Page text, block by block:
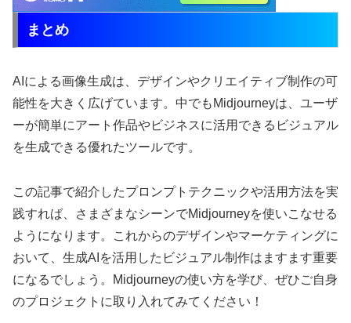
まとめ
AIによる画像生成は、デザインやクリエイティブ制作の可
能性を大きく広げています。中でもMidjourneyは、ユーザ
ーが簡単にアート作品やビジネスに活用できるビジュアル
を生成できる優れたツールです。
この記事で紹介したプロンプトテクニックや活用方法を実
践すれば、さまざまなシーンでMidjourneyを使いこなせる
ようになります。これからのデザインやマーケティングに
おいて、生成AIを活用したビジュアル制作はますます重要
になるでしょう。Midjourneyの使い方を学び、ぜひご自身
のプロジェクトに取り入れてみてください！